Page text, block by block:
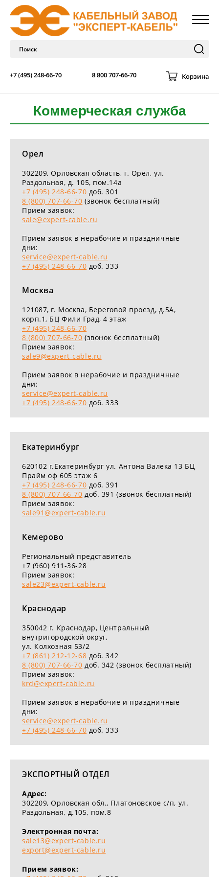
+7 (495) 248-66-70 8 800 707-66-70 Корзина
Коммерческая служба
Орел
302209, Орловская область, г. Орел,ул.
Раздольная, д. 105, пом.14а
+7 (495) 248-66-70 доб. 301
8 (800) 707-66-70 (звонок бесплатный)
Прием заявок:
sale@expert-cable.ru
Прием заявок в нерабочие и праздничные
дни:
service@expert-cable.ru
+7 (495) 248-66-70 доб. 333
Москва
121087, г. Москва, Береговой проезд, д.5А,
корп.1, БЦ Фили Град, 4 этаж
+7 (495) 248-66-70
8 (800) 707-66-70 (звонок бесплатный)
Прием заявок:
sale9@expert-cable.ru
Прием заявок в нерабочие и праздничные
дни:
service@expert-cable.ru
+7 (495) 248-66-70 доб. 333
Екатеринбург
620102 г.Екатеринбург ул. Антона Валека 13 БЦ
Прайм оф 605 этаж 6
+7 (495) 248-66-70 доб. 391
8 (800) 707-66-70 доб. 391 (звонок бесплатный)
Прием заявок:
sale91@expert-cable.ru
Кемерово
Региональный представитель
+7 (960) 911-36-28
Прием заявок:
sale23@expert-cable.ru
Краснодар
350042 г. Краснодар, Центральный
внутригородской округ,
ул. Колхозная 53/2
+7 (861) 212-12-68 доб. 342
8 (800) 707-66-70 доб. 342 (звонок бесплатный)
Прием заявок:
krd@expert-cable.ru
Прием заявок в нерабочие и праздничные
дни:
service@expert-cable.ru
+7 (495) 248-66-70 доб. 333
ЭКСПОРТНЫЙ ОТДЕЛ
Адрес:
302209, Орловская обл., Платоновское c/п, ул.
Раздольная, д.105, пом.8
Электронная почта:
sale13@expert-cable.ru
export@expert-cable.ru
Прием заявок: